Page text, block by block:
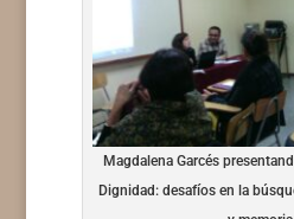
Magdalena Garcés
Dignidad: desafíos en la